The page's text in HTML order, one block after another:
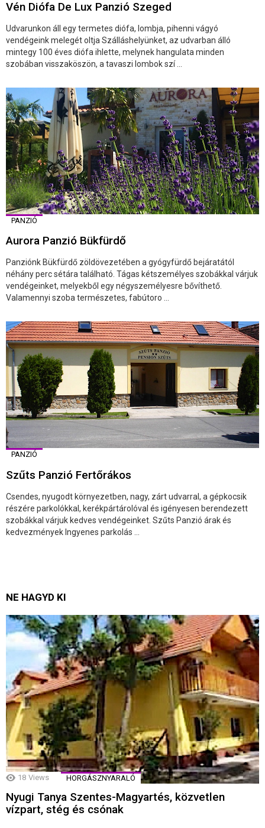
Vén Diófa De Lux Panzió Szeged
Udvarunkon áll egy termetes diófa, lombja, pihenni vágyó
vendégeink melegét oltja Szálláshelyünket, az udvarban álló
mintegy 100 éves diófa ihlette, melynek hangulata minden
szobában visszaköszön, a tavaszi lombok szí ...
PANZIÓ
Aurora Panzió Bükfürdő
Panziónk Bükfürdő zöldövezetében a gyógyfürdő bejáratától
néhány perc sétára található. Tágas kétszemélyes szobákkal várjuk
vendégeinket, melyekből egy négyszemélyesre bővíthető.
Valamennyi szoba természetes, fabútoro ...
PANZIÓ
Szűts Panzió Fertőrákos
Csendes, nyugodt környezetben, nagy, zárt udvarral, a gépkocsik
részére parkolókkal, kerékpártárolóval és igényesen berendezett
szobákkal várjuk kedves vendégeinket. Szűts Panzió árak és
kedvezmények Ingyenes parkolás ...
NE HAGYD KI
18 Views HORGÁSZNYARALÓ
Nyugi Tanya Szentes-Magyartés, közvetlen
vízpart, stég és csónak